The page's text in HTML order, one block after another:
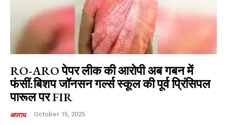
RO-ARO पेपर लीक की आरोपी अब गबन में
फंसीं:बिशप जॉनसन गर्ल्स स्कूल की पूर्व प्रिंसिपल
पारूल पर FIR
अपराध October 15, 2025